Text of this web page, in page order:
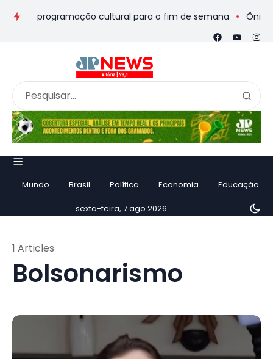
e programação cultural para o fim de semana Ônibus de
Mundo Brasil Política Economia Educação
sexta-feira, 7 ago 2026
Bolsonarismo
1 Articles